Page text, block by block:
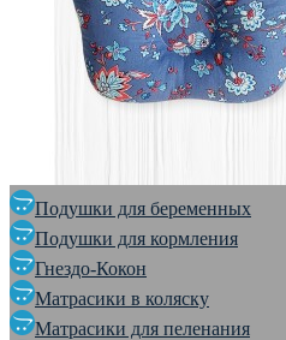
Подушки для беременных
Подушки для кормления
Гнездо-Кокон
Матрасики в коляску
Матрасики для пеленания